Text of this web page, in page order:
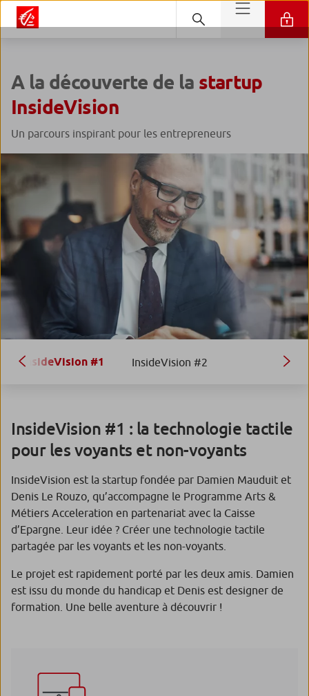
A la découverte de la startup
InsideVision
Un parcours inspirant pour les entrepreneurs
InsideVision #1 InsideVision #2
InsideVision #1 : la technologie tactile
pour les voyants et non-voyants
InsideVision est la startup fondée par Damien Mauduit et
Denis Le Rouzo, qu’accompagne le Programme Arts &
Métiers Acceleration en partenariat avec la Caisse
d’Epargne. Leur idée ? Créer une technologie tactile
partagée par les voyants et les non-voyants.
Le projet est rapidement porté par les deux amis. Damien
est issu du monde du handicap et Denis est designer de
formation. Une belle aventure à découvrir !